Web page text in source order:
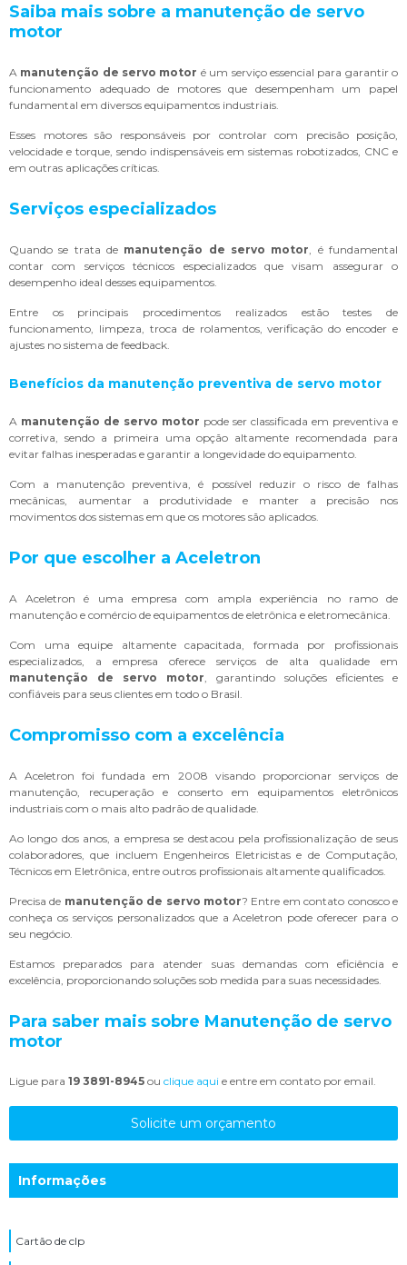
Saiba mais sobre a manutenção de servo
motor
A manutenção de servo motor é um serviço essencial para garantir o
funcionamento adequado de motores que desempenham um papel
fundamental em diversos equipamentos industriais.
Esses motores são responsáveis por controlar com precisão posição,
velocidade e torque, sendo indispensáveis em sistemas robotizados, CNC e
em outras aplicações críticas.
Serviços especializados
Quando se trata de manutenção de servo motor , é fundamental
contar com serviços técnicos especializados que visam assegurar o
desempenho ideal desses equipamentos.
Entre os principais procedimentos realizados estão testes de
funcionamento, limpeza, troca de rolamentos, verificação do encoder e
ajustes no sistema de feedback.
Benefícios da manutenção preventiva de servo motor
A manutenção de servo motor pode ser classificada em preventiva e
corretiva, sendo a primeira uma opção altamente recomendada para
evitar falhas inesperadas e garantir a longevidade do equipamento.
Com a manutenção preventiva, é possível reduzir o risco de falhas
mecânicas, aumentar a produtividade e manter a precisão nos
movimentos dos sistemas em que os motores são aplicados.
Por que escolher a Aceletron
A Aceletron é uma empresa com ampla experiência no ramo de
manutenção e comércio de equipamentos de eletrônica e eletromecânica.
Com uma equipe altamente capacitada, formada por profissionais
especializados, a empresa oferece serviços de alta qualidade em
manutenção de servo motor , garantindo soluções eficientes e
confiáveis para seus clientes em todo o Brasil.
Compromisso com a excelência
A Aceletron foi fundada em 2008 visando proporcionar serviços de
manutenção, recuperação e conserto em equipamentos eletrônicos
industriais com o mais alto padrão de qualidade.
Ao longo dos anos, a empresa se destacou pela profissionalização de seus
colaboradores, que incluem Engenheiros Eletricistas e de Computação,
Técnicos em Eletrônica, entre outros profissionais altamente qualificados.
Precisa de manutenção de servo motor? Entre em contato conosco e
conheça os serviços personalizados que a Aceletron pode oferecer para o
seu negócio.
Estamos preparados para atender suas demandas com eficiência e
excelência, proporcionando soluções sob medida para suas necessidades.
Para saber mais sobre Manutenção de servo
motor
Ligue para 19 3891-8945 ou clique aqui e entre em contato por email.
Solicite um orçamento
Informações
Cartão de clp